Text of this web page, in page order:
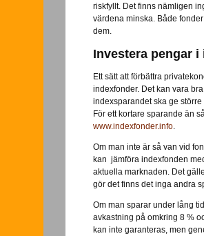
riskfyllt. Det finns nämligen
värdena minska. Både
dem.
Investera pengar
Ett sätt att förbättra
indexfonder. Det kan vara
indexsparandet ska ge
För ett kortare sparande än
www.indexfonder.info
Om man inte är så van vid
kan jämföra indexfonden
aktuella marknaden. Det
gör det finns det inga andra
Om man sparar under lång
avkastning på omkring 8 %
kan inte garanteras, men